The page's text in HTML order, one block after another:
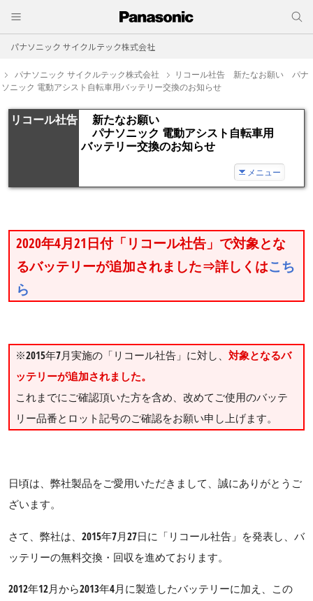
パナソニック サイクルテック株式会社
パナソニック サイクルテック株式会社
リコール社告 新たなお願い パナ
ソニック 電動アシスト自転車用バッテリー交換のお知らせ
リコール社告
新たなお願い
パナソニック 電動アシスト自転車用
バッテリー交換のお知らせ
メニュー
2020年4月21日付「リコール社告」で対象とな
るバッテリーが追加されました⇒詳しくはこち
ら
※2015年7月実施の「リコール社告」に対し、 対象となるバ
ッテリーが追加されました。
これまでにご確認頂いた方を含め、改めてご使用のバッテ
リー品番とロット記号のご確認をお願い申し上げます。
日頃は、弊社製品をご愛用いただきまして、誠にありがとうご
ざいます。
さて、弊社は、2015年7月27日に「リコール社告」を発表し、バ
ッテリーの無料交換・回収を進めております。
2012年12月から2013年4月に製造したバッテリーに加え、この